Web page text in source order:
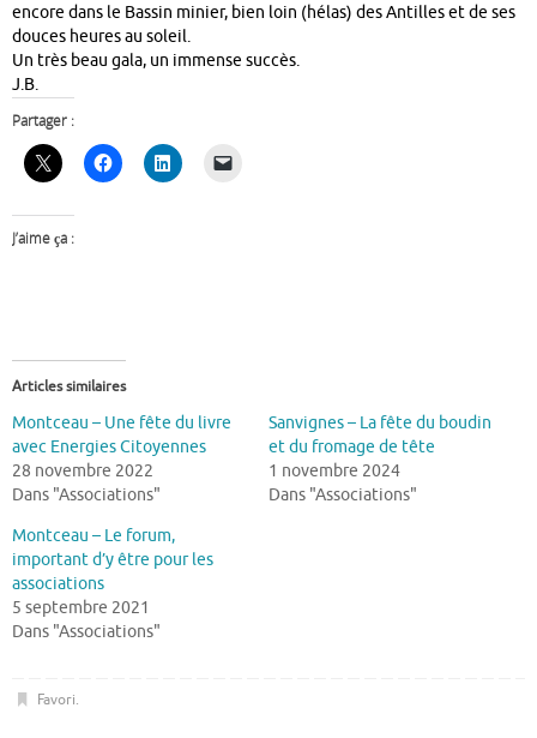
encore dans le Bassin minier, bien loin (hélas) des Antilles et de ses
douces heures au soleil.
Un très beau gala, un immense succès.
J.B.
Partager :
J’aime ça :
Articles similaires
Montceau – Une fête du livre
avec Energies Citoyennes
28 novembre 2022
Dans "Associations"
Sanvignes – La fête du boudin
et du fromage de tête
1 novembre 2024
Dans "Associations"
Montceau – Le forum,
important d’y être pour les
associations
5 septembre 2021
Dans "Associations"
Favori.